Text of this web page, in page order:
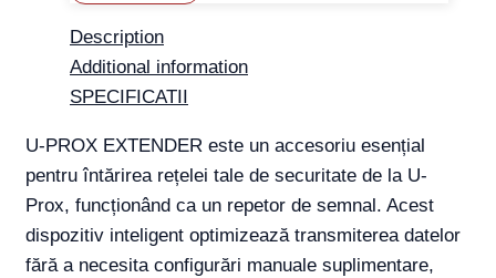
Description
Additional information
SPECIFICATII
U-PROX EXTENDER este un accesoriu esențial
pentru întărirea rețelei tale de securitate de la U-
Prox, funcționând ca un repetor de semnal. Acest
dispozitiv inteligent optimizează transmiterea datelor
fără a necesita configurări manuale suplimentare,